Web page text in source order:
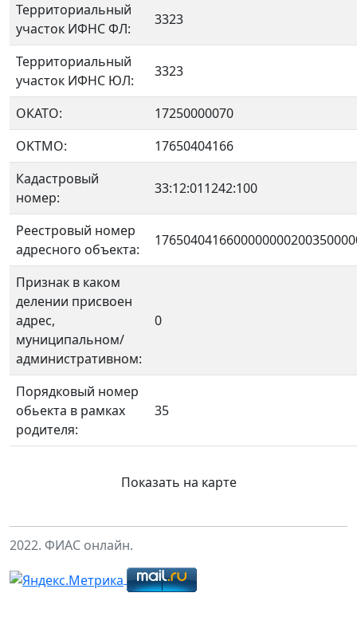
Территориальный
участок ИФНС ФЛ:
3323
Территориальный
участок ИФНС ЮЛ:
3323
ОКАТО:
17250000070
OKTMO:
17650404166
Кадастровый
номер:
33:12:011242:100
Реестровый номер
адресного объекта:
Признак в каком
делении присвоен
адрес,
муниципальном/
административном:
0
Порядковый номер
обьекта в рамках
родителя:
35
Показать на карте
2022. ФИАС онлайн.